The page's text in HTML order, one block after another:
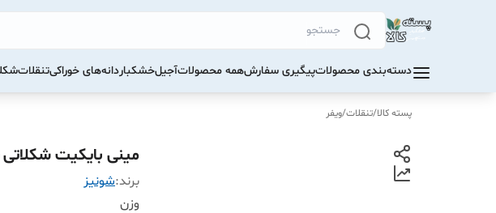
دسته‌بندی محصولاتپیگیری سفارشهمه محصولاتآجیلخشکباردانه‌های خوراکیتنقلات
پسته کالا/تنقلات/ویفر
مینی بایکیت شکلاتی
برند:شونیز
وزن